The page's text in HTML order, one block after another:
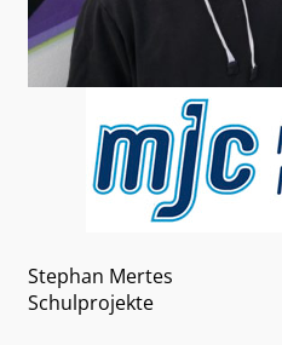
Stephan Mertes
Schulprojekte